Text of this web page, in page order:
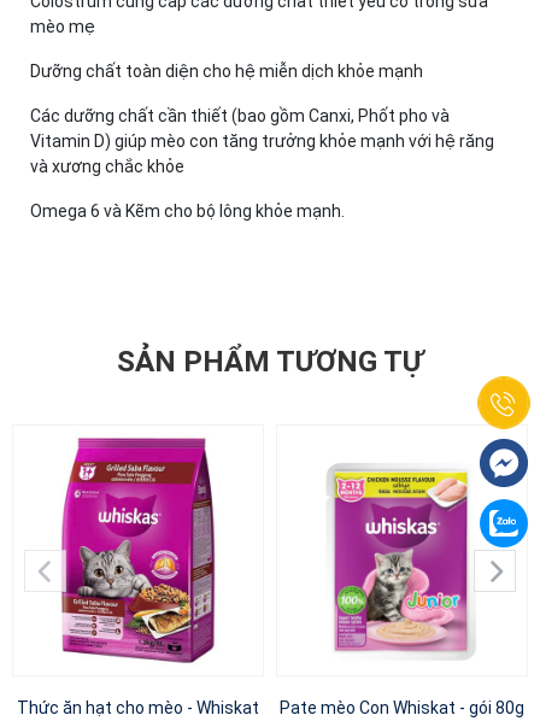
mèo mẹ
Dưỡng chất toàn diện cho hệ miễn dịch khỏe mạnh
Các dưỡng chất cần thiết (bao gồm Canxi, Phốt pho và
Vitamin D) giúp mèo con tăng trưởng khỏe mạnh với hệ răng
và xương chắc khỏe
Omega 6 và Kẽm cho bộ lông khỏe mạnh.
SẢN PHẨM TƯƠNG TỰ
Thức ăn hạt cho mèo - Whiskat
Pate mèo Con Whiskat - gói 80g